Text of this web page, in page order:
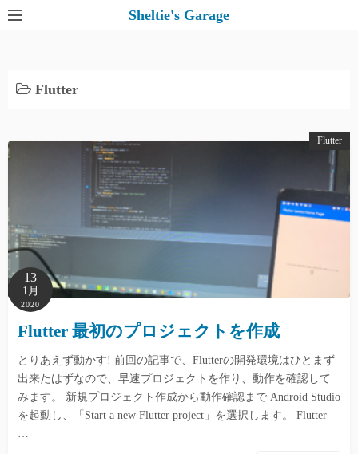
コ
キ
Sheltie's Garage
Flutter
Flutter
13
1月
2020
Flutter 最初のプロジェクトを作成
とりあえず動かす! 前回の記事で、Flutterの開発環境はひとまず
出来たはずなので、早速プロジェクトを作り、動作を確認して
みます。 新規プロジェクト作成から動作確認まで Android Studio
を起動し、「Start a new Flutter project」を選択します。 Flutter
…